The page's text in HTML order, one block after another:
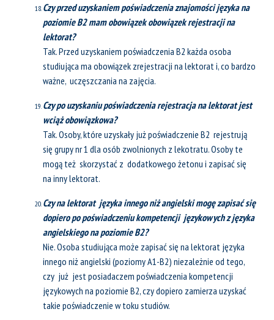
Czy przed uzyskaniem poświadczenia znajomości języka na
poziomie B2 mam obowiązek obowiązek rejestracji na
lektorat?
Tak. Przed uzyskaniem poświadczenia B2 każda osoba
studiująca ma obowiązek zrejestracji na lektorat i, co bardzo
ważne, uczęszczania na zajęcia.
Czy po uzyskaniu poświadczenia rejestracja na lektorat jest
wciąż obowiązkowa?
Tak. Osoby, które uzyskały już poświadczenie B2 rejestrują
się grupy nr 1 dla osób zwolnionych z lekotratu. Osoby te
mogą też skorzystać z dodatkowego żetonu i zapisać się
na inny lektorat.
Czy na lektorat języka innego niż angielski mogę zapisać się
dopiero po poświadczeniu kompetencji językowych z języka
angielskiego na poziomie B2?
Nie. Osoba studiująca może zapisać się na lektorat języka
innego niż angielski (poziomy A1-B2) niezależnie od tego,
czy już jest posiadaczem poświadczenia kompetencji
językowych na poziomie B2, czy dopiero zamierza uzyskać
takie poświadczenie w toku studiów.